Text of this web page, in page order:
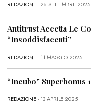
REDAZIONE- 26 SETTEMBRE 2025
Antitrust Accetta Le
“Insoddisfacenti”
REDAZIONE- 11 MAGGIO 2025
“Incubo” Superbonus
REDAZIONE- 13 APRILE 2025